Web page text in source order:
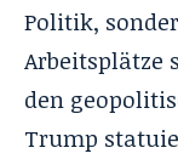
Politik,
Arbeitsplätze
den
Trump